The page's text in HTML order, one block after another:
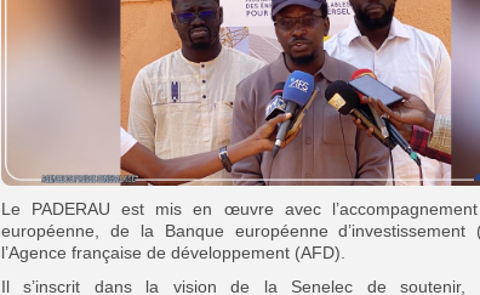
Le PADERAU est mis en œuvre avec
européenne, de la Banque européenne
l’Agence française de développement (AFD).
Il s’inscrit dans la vision de la Senelec de soutenir,